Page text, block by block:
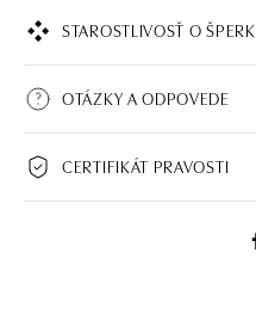
STAROSTLIVOSŤ O ŠPERK
OTÁZKY A ODPOVEDE
CERTIFIKÁT PRAVOSTI